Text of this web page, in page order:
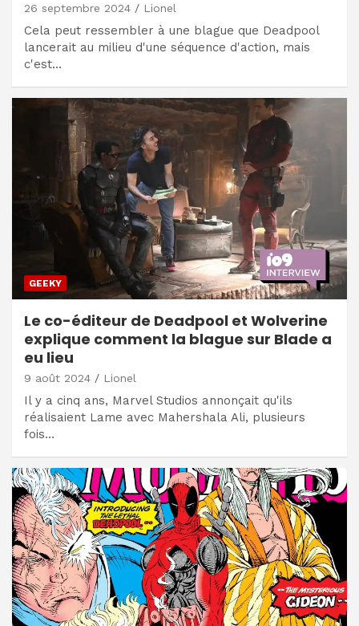
26 septembre 2024 Lionel
Cela peut ressembler à une blague que Deadpool
lancerait au milieu d'une séquence d'action, mais
c'est…
GEEKY
Le co-éditeur de Deadpool et Wolverine
explique comment la blague sur Blade a
eu lieu
9 août 2024 Lionel
Il y a cinq ans, Marvel Studios annonçait qu'ils
réalisaient Lame avec Mahershala Ali, plusieurs
fois…